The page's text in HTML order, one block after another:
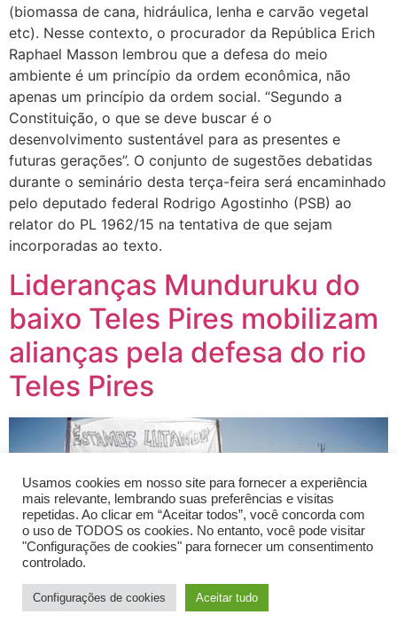
(biomassa de cana, hidráulica, lenha e carvão vegetal
etc). Nesse contexto, o procurador da República Erich
Raphael Masson lembrou que a defesa do meio
ambiente é um princípio da ordem econômica, não
apenas um princípio da ordem social. “Segundo a
Constituição, o que se deve buscar é o
desenvolvimento sustentável para as presentes e
futuras gerações”. O conjunto de sugestões debatidas
durante o seminário desta terça-feira será encaminhado
pelo deputado federal Rodrigo Agostinho (PSB) ao
relator do PL 1962/15 na tentativa de que sejam
incorporadas ao texto.
Lideranças Munduruku do
baixo Teles Pires mobilizam
alianças pela defesa do rio
Teles Pires
Usamos cookies em nosso site para fornecer a experiência
mais relevante, lembrando suas preferências e visitas
repetidas. Ao clicar em “Aceitar todos”, você concorda com
o uso de TODOS os cookies. No entanto, você pode visitar
"Configurações de cookies" para fornecer um consentimento
controlado.
Configurações de cookies Aceitar tudo